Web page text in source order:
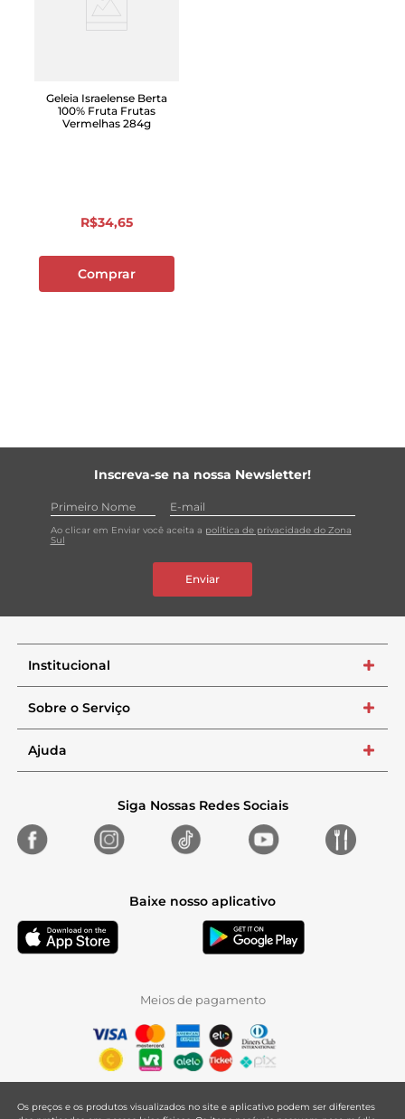
Geleia Israelense Berta
100% Fruta Frutas
Vermelhas 284g
R$34,65
Comprar
Inscreva-se na nossa Newsletter!
Ao clicar em Enviar você aceita a política de privacidade do Zona
Sul
Enviar
Institucional +
Sobre o Serviço +
Ajuda +
Siga Nossas Redes Sociais
Baixe nosso aplicativo
Meios de pagamento
Os preços e os produtos visualizados no site e aplicativo podem ser diferentes